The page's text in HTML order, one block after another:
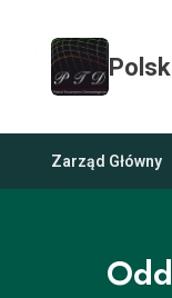
Zarząd Główny